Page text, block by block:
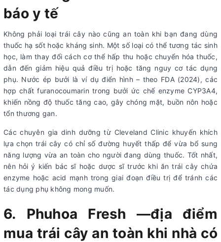
báo y tế
Không phải loại trái cây nào cũng an toàn khi bạn đang dùng
thuốc hạ sốt hoặc kháng sinh. Một số loại có thể tương tác sinh
học, làm thay đổi cách cơ thể hấp thu hoặc chuyển hóa thuốc,
dẫn đến giảm hiệu quả điều trị hoặc tăng nguy cơ tác dụng
phụ. Nước ép bưởi là ví dụ điển hình – theo FDA (2024), các
hợp chất furanocoumarin trong bưởi ức chế enzyme CYP3A4,
khiến nồng độ thuốc tăng cao, gây chóng mặt, buồn nôn hoặc
tổn thương gan.
Các chuyên gia dinh dưỡng từ Cleveland Clinic khuyến khích
lựa chọn trái cây có chỉ số đường huyết thấp để vừa bổ sung
năng lượng vừa an toàn cho người đang dùng thuốc. Tốt nhất,
nên hỏi ý kiến bác sĩ hoặc dược sĩ trước khi ăn trái cây chứa
enzyme hoặc acid mạnh trong giai đoạn điều trị để tránh các
tác dụng phụ không mong muốn.
6. Phuhoa Fresh —địa điểm
mua trái cây an toàn khi nhà có